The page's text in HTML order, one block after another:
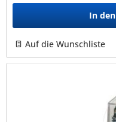
In den
Auf die Wunschliste